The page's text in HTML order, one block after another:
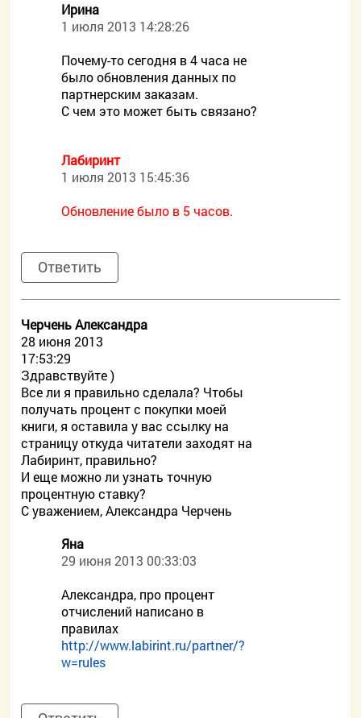
Ирина
1 июля 2013 14:28:26
Почему-то сегодня в 4 часа не
было обновления данных по
партнерским заказам.
С чем это может быть связано?
Лабиринт
1 июля 2013 15:45:36
Обновление было в 5 часов.
Ответить
Черчень Александра
28 июня 2013
17:53:29
Здравствуйте )
Все ли я правильно сделала? Чтобы
получать процент с покупки моей
книги, я оставила у вас ссылку на
страницу откуда читатели заходят на
Лабиринт, правильно?
И еще можно ли узнать точную
процентную ставку?
С уважением, Александра Черчень
Яна
29 июня 2013 00:33:03
Александра, про процент
отчислений написано в
правилах
http://www.labirint.ru/partner/?
w=rules